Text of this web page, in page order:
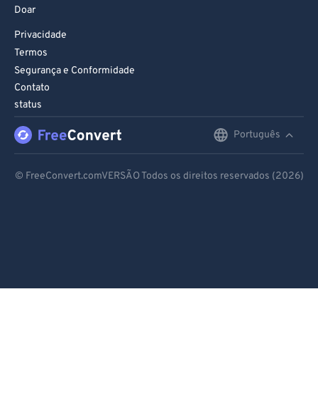
Doar
Privacidade
Termos
Segurança e Conformidade
Contato
status
Português
© FreeConvert.comVERSÃO Todos os direitos reservados (2026)